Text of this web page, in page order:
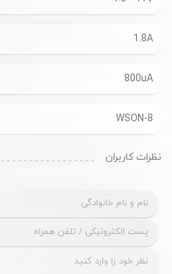
1.8A
800uA
WSON-8
نظرات کاربران